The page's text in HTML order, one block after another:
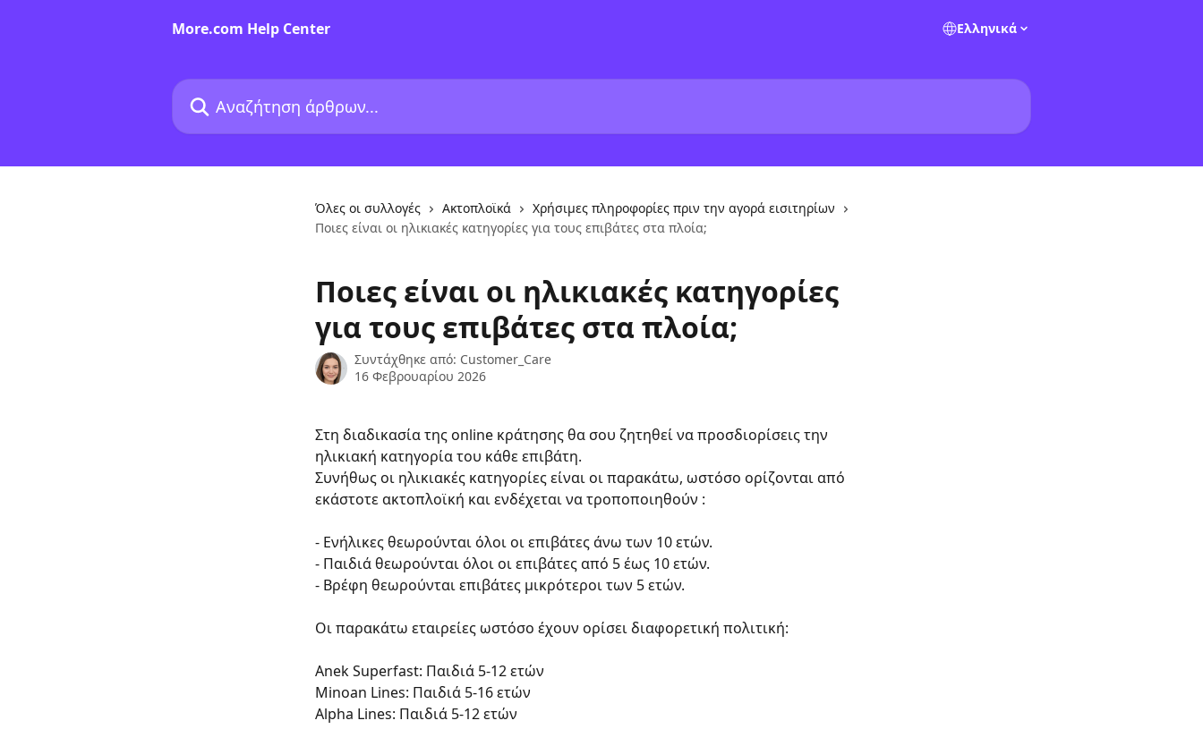
More.com Help Center
Ελληνικά
Αναζήτηση άρθρων...
Όλες οι συλλογές Ακτοπλοϊκά
Χρήσιμες πληροφορίες πριν την αγορά εισιτηρίων
Ποιες είναι οι ηλικιακές κατηγορίες για τους επιβάτες στα πλοία;
Ποιες είναι οι ηλικιακές κατηγορίες
για τους επιβάτες στα πλοία;
Συντάχθηκε από: Customer_Care
16 Φεβρουαρίου 2026
Στη διαδικασία της online κράτησης θα σου ζητηθεί να προσδιορίσεις την
ηλικιακή κατηγορία του κάθε επιβάτη.
Συνήθως οι ηλικιακές κατηγορίες είναι οι παρακάτω, ωστόσο ορίζονται από
εκάστοτε ακτοπλοϊκή και ενδέχεται να τροποποιηθούν :
- Ενήλικες θεωρούνται όλοι οι επιβάτες άνω των 10 ετών.
- Παιδιά θεωρούνται όλοι οι επιβάτες από 5 έως 10 ετών.
- Βρέφη θεωρούνται επιβάτες μικρότεροι των 5 ετών.
Οι παρακάτω εταιρείες ωστόσο έχουν ορίσει διαφορετική πολιτική:
Αnek Superfast: Παιδιά 5-12 ετών
Minoan Lines: Παιδιά 5-16 ετών
Alpha Lines: Παιδιά 5-12 ετών